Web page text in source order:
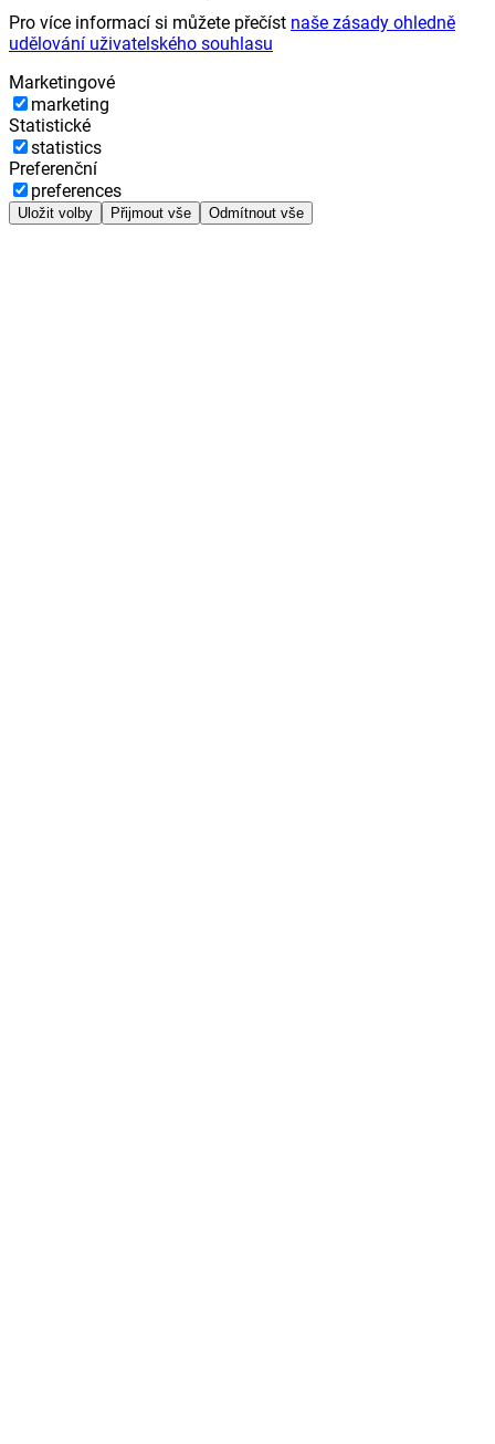
Pro více informací si můžete přečíst naše zásady ohledně
udělování uživatelského souhlasu
Marketingové
marketing
Statistické
statistics
Preferenční
preferences
Uložit volby Přijmout vše Odmítnout vše